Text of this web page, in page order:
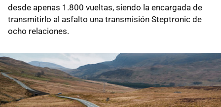
desde apenas 1.800 vueltas, siendo la encargada de
transmitirlo al asfalto una transmisión Steptronic de
ocho relaciones.